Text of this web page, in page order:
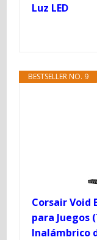
Luz LED
BESTSELLER NO. 9
Corsair Void
para Juegos
Inalámbrico